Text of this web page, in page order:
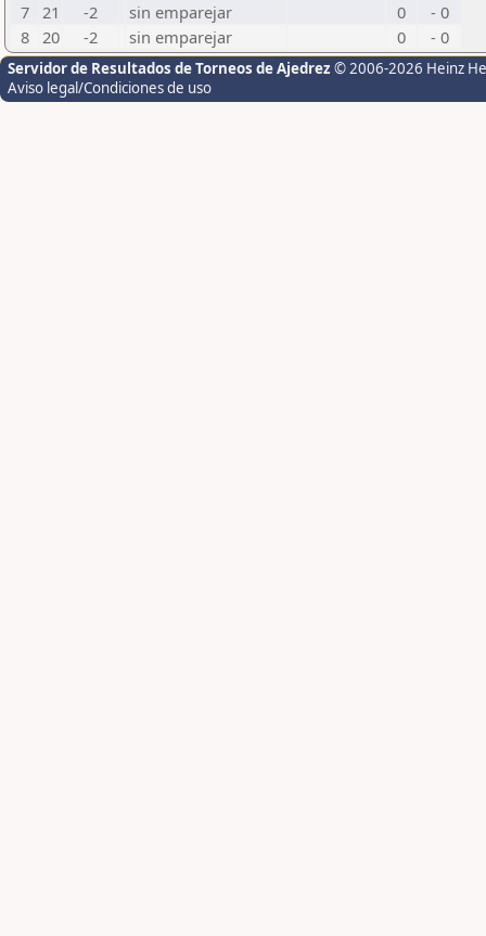
7 21 -2 sin emparejar 0
- 0
8 20 -2 sin emparejar 0 - 0
Servidor de Resultados de Torneos de Ajedrez © 2006-2026 Heinz
Aviso legal/Condiciones de uso